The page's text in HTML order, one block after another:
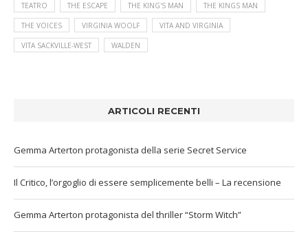
TEATRO THE ESCAPE THE KING'S MAN THE KINGS MAN
THE VOICES VIRGINIA WOOLF VITA AND VIRGINIA
VITA SACKVILLE-WEST WALDEN
ARTICOLI RECENTI
Gemma Arterton protagonista della serie Secret Service
Il Critico, l’orgoglio di essere semplicemente belli – La recensione
Gemma Arterton protagonista del thriller “Storm Witch”